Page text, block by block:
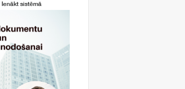
Ienākt sistēmā